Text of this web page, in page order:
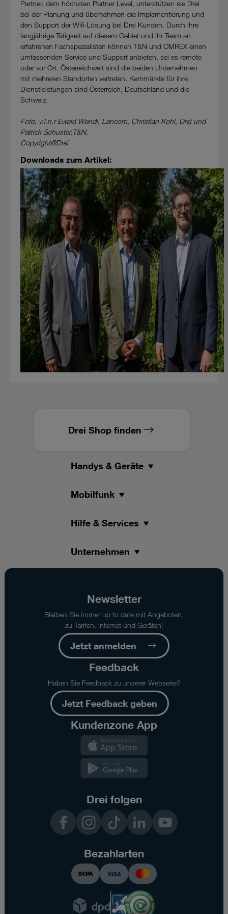
Partner, dem höchsten Partner Level, unterstützen sie Drei
bei der Planung und übernehmen die Implementierung und
den Support der Wifi-Lösung bei Drei Kunden. Durch ihre
langjährige Tätigkeit auf diesem Gebiet und ihr Team an
erfahrenen Fachspezialisten können T&N und OMREX einen
umfassenden Service und Support anbieten, sei es remote
oder vor Ort. Österreichweit sind die beiden Unternehmen
mit mehreren Standorten vertreten. Kernmärkte für ihre
Dienstleistungen sind Österreich, Deutschland und die
Schweiz.
Foto, v.l.n.r Ewald Wendl, Lancom, Christian Kohl, Drei und
Patrick Schuster,T&N.
Copyright@Drei
Downloads zum Artikel:
Drei Shop finden
Handys & Geräte
Mobilfunk
Hilfe & Services
Unternehmen
Newsletter
Bleiben Sie immer up to date mit Angeboten,
zu Tarifen, Internet und Geräten!
Jetzt anmelden
Feedback
Haben Sie Feedback zu unserer Webseite?
Jetzt Feedback geben
Kundenzone App
Drei folgen
InstagramTikTok LinkedIn YouTube
Bezahlarten